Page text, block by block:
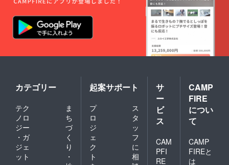
カテゴリー
テク
ノロ
ジー
・ガ
ジェ
ット
ま
ち
づ
く
り
・
起案サポート
プ
ロ
ジ
ェ
ク
ト
ス
タ
ッ
フ
に
相
サ
ー
ビ
ス
CAM
PFI
RE
CAMP
FIRE
につい
て
CAMP
FIREと
は